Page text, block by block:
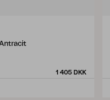
1 405 DKK